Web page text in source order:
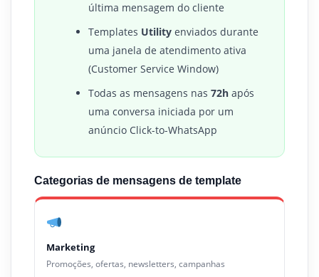
última mensagem do cliente
Templates Utility enviados durante
uma janela de atendimento ativa
(Customer Service Window)
Todas as mensagens nas 72h após
uma conversa iniciada por um
anúncio Click-to-WhatsApp
Categorias de mensagens de template
Marketing
Promoções, ofertas, newsletters, campanhas